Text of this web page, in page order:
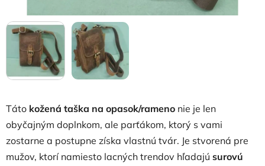
Táto kožená taška na opasok/rameno nie je len
obyčajným doplnkom, ale parťákom, ktorý s vami
zostarne a postupne získa vlastnú tvár. Je stvorená pre
mužov, ktorí namiesto lacných trendov hľadajú surovú